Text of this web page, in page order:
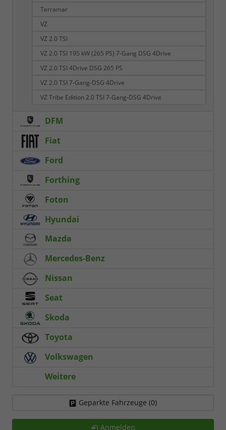
Terramar
VZ
VZ 2.0 TSI
VZ 2.0 TSI 195 kW (265 PS) 7-Gang DSG 4Drive
VZ 2.0 TSI 4Drive DSG 265 PS
VZ 2.0 TSI 7-Gang-DSG 4Drive
VZ Tribe Edition 2.0 TSI 7-Gang-DSG 4Drive
DFM
Fiat
Ford
Forthing
Foton
Hyundai
Mazda
Mercedes-Benz
Nissan
Seat
Skoda
Toyota
Volkswagen
Weitere
Geparkte Fahrzeuge (0)
Anmelden